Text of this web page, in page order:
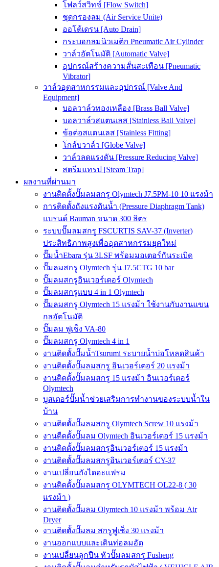
โฟลว์สวิทช์ [Flow Switch]
ชุดกรองลม (Air Service Unite)
ออโต้เดรน [Auto Drain]
กระบอกลมนิวเมติก Pneumatic Air Cylinder
วาล์วอัตโนมัติ [Automatic Valve]
อุปกรณ์สร้างความสั่นสะเทือน [Pneumatic
Vibrator]
วาล์วอุตสาหกรรมและอุปกรณ์ [Valve And
Equipment]
บอลวาล์วทองเหลือง [Brass Ball Valve]
บอลวาล์วสแตนเลส [Stainless Ball Valve]
ข้อต่อสแตนเลส [Stainless Fitting]
โกล์บวาล์ว [Globe Valve]
วาล์วลดแรงดัน [Pressure Reducing Valve]
สตรีมแทรป [Steam Trap]
ผลงานที่ผ่านมา
งานติดตั้งปั๊มลมสกรู Olymtech J7.5PM-10 10 แรงม้า
การติดตั้งถังแรงดันน้ำ (Pressure Diaphragm Tank)
แบรนด์ Bauman ขนาด 300 ลิตร
ระบบปั๊มลมสกรู FSCURTIS SAV-37 (Inverter)
ประสิทธิภาพสูงเพื่ออุตสาหกรรมยุคใหม่
ปั๊มน้ำEbara รุ่น 3LSF พร้อมมอเตอร์กันระเบิด
ปั๊มลมสกรู Olymtech รุ่น J7.5CTG 10 bar
ปั๊มลมสกรูอินเวอร์เตอร์ Olymtech
ปั๊มลมสกรูแบบ 4 in 1 Olymtech
ปั๊มลมสกรู Olymtech 15 แรงม้า ใช้งานกับงานแขน
กลอัตโนมัติ
ปั๊มลม ฟูเช็ง VA-80
ปั๊มลมสกรู Olymtech 4 in 1
งานติดตั้งปั๊มน้ำTsurumi ระบายน้ำบ่อโหลดสินค้า
งานติดตั้งปั๊มลมสกรู อินเวอร์เตอร์ 20 แรงม้า
งานติดตั้งปั๊มลมสกรู 15 แรงม้า อินเวอร์เตอร์
Olymtech
บูสเตอร์ปั๊มน้ำช่วยเสริมการทำงานของระบบน้ำใน
บ้าน
งานติดตั้งปั๊มลมสกรู Olymtech Screw 10 แรงม้า
งานตืดตั้งปั๊มลม Olymtech อินเวอร์เตอร์ 15 แรงม้า
งานติดตั้งปั๊มลมสกรูอินเวอร์เตอร์ 15 แรงม้า
งานติดตั้งปั๊มลมสกรูอินเวอร์เตอร์ CY-37
งานเปลี่ยนถังไดอะแฟรม
งานติดตั้งปั๊มลมสกรู OLYMTECH OL22-8 ( 30
แรงม้า )
งานติดตั้งปั๊มลม Olymtech 10 แรงม้า พร้อม Air
Dryer
งานติดตั้งปั๊มลม สกรูฟูเช็ง 30 แรงม้า
งานออกแบบและเดินท่อลมอัด
งานเปลี่ยนลูกปืน หัวปั๊มลมสกรู Fusheng